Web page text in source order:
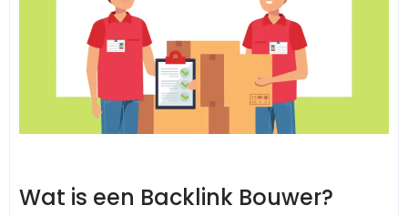
Wat is een Backlink Bouwer?